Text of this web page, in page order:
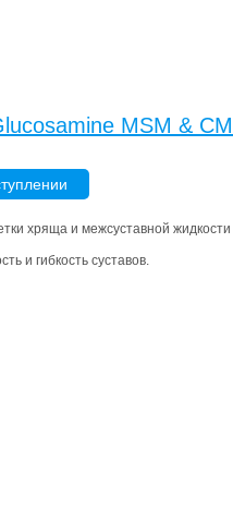
MSM &
хряща и межсуставной жидкости
и гибкость суставов.